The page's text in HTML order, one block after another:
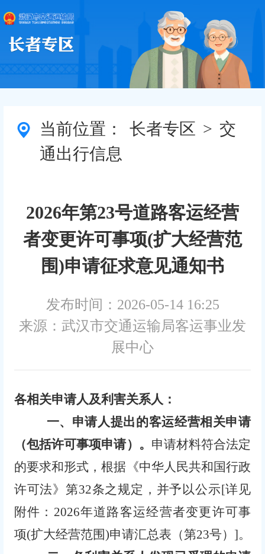
当前位置： 长者专区 > 交
通出行信息
2026年第23号道路客运经营
者变更许可事项(扩大经营范
围)申请征求意见通知书
发布时间：2026-05-14 16:25
来源：武汉市交通运输局客运事业发
展中心
各相关申请人及利害关系人：
一、申请人提出的客运经营相关申请
（包括许可事项申请）。 申请材料符合法定
的要求和形式，根据《中华人民共和国行政
许可法》第32条之规定，并予以公示[详见
附件：2026年道路客运经营者变更许可事
项(扩大经营范围)申请汇总表 （第23号） ]。